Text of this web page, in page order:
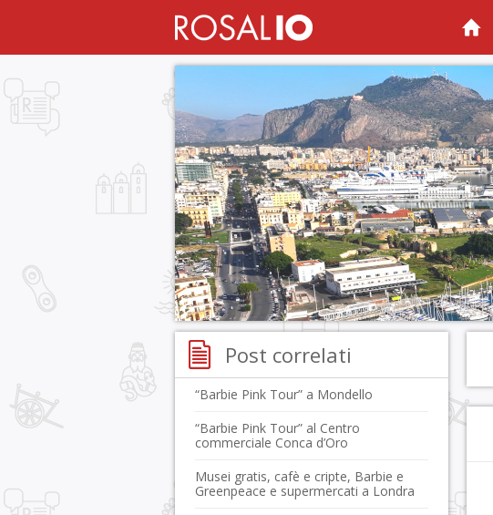
Post correlati
“Barbie Pink Tour” a Mondello
“Barbie Pink Tour” al Centro
commerciale Conca d’Oro
Musei gratis, cafè e cripte, Barbie e
Greenpeace e supermercati a Londra